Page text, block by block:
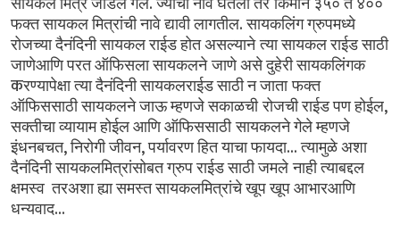
फक्त सायकल मित्रांची नावे द्यावी लागतील.सायकलिंग ग्रुपमध्ये
रोजच्या दैनंदिनी सायकल राईड होत असल्याने त्या सायकल राईड साठी
जाणेआणि परत ऑफिसला सायकलने जाणे असे दुहेरी सायकलिंगक
करण्यापेक्षा त्या दैनंदिनी सायकलराईड साठी न जाता फक्त
ऑफिससाठी सायकलने जाऊ म्हणजे सकाळची रोजची राईड पण होईल,
सक्तीचा व्यायाम होईल आणि ऑफिससाठी सायकलने गेले म्हणजे
इंधनबचत,निरोगी जीवन,पर्यावरण हित याचा फायदा...त्यामुळे अशा
दैनंदिनी सायकलमित्रांसोबत ग्रुप राईड साठी जमले नाही त्याबद्दल
क्षमस्व तरअशा ह्या समस्त सायकलमित्रांचे खूप खूप आभारआणि
धन्यवाद...